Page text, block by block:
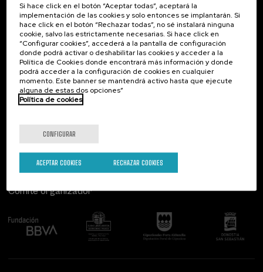
Contacto
Palacio Miramar
Paseo de Miraconcha, 48
20007 Donostia / San Sebastián
Gipuzkoa, Spain
Contacta con nosotros
De interés...
Actividades anteriores
Comité organizador
Si hace click en el botón “Aceptar todas”, aceptará la
implementación de las cookies y solo entonces se implantarán. Si
hace click en el botón “Rechazar todas”, no sé instalará ninguna
cookie, salvo las estrictamente necesarias. Si hace click en
“Configurar cookies”, accederá a la pantalla de configuración
donde podrá activar o deshabilitar las cookies y acceder a la
Política de Cookies donde encontrará más información y donde
podrá acceder a la configuración de cookies en cualquier
momento. Este banner se mantendrá activo hasta que ejecute
alguna de estas dos opciones”
Política de cookies
CONFIGURAR
RECHAZAR COOKIES
ACEPTAR COOKIES